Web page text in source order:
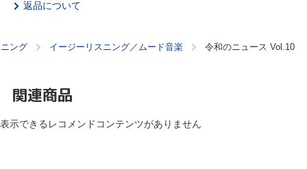
返品について
ング イージーリスニング／ムード音楽 令和のニュース Vol.10
関連商品
表示できるレコメンドコンテンツがありません